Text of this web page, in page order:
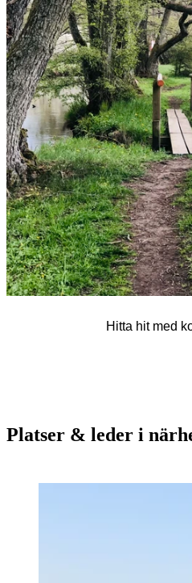
Hitta hit med
Platser & leder i